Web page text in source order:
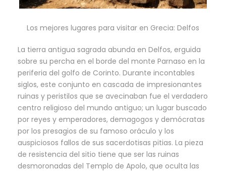
Los mejores lugares para visitar en Grecia: Delfos
La tierra antigua sagrada abunda en Delfos, erguida
sobre su percha en el borde del monte Parnaso en la
periferia del golfo de Corinto. Durante incontables
siglos, este conjunto en cascada de impresionantes
ruinas y peristilos que se avecinaban fue el verdadero
centro religioso del mundo antiguo; un lugar buscado
por reyes y emperadores, demagogos y demócratas
por los presagios de su famoso oráculo y los
auspiciosos fallos de sus sacerdotisas pitias. La pieza
de resistencia del sitio tiene que ser las ruinas
desmoronadas del Templo de Apolo, que oculta las